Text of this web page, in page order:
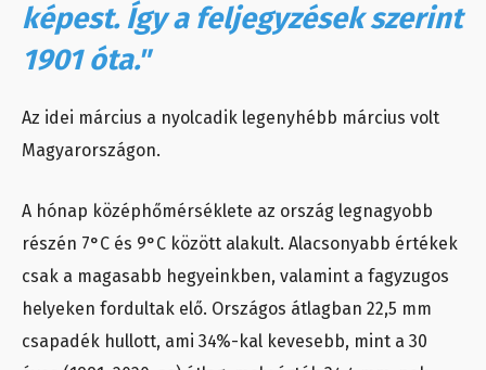
képest. Így a feljegyzések szerint
1901 óta."
Az idei március a nyolcadik legenyhébb március volt
Magyarországon.
A hónap középhőmérséklete az ország legnagyobb
részén 7°C és 9°C között alakult. Alacsonyabb értékek
csak a magasabb hegyeinkben, valamint a fagyzugos
helyeken fordultak elő. Országos átlagban 22,5 mm
csapadék hullott, ami 34%-kal kevesebb, mint a 30